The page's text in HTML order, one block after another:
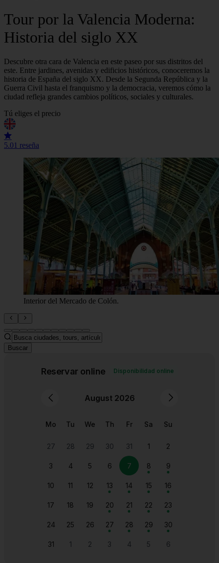
Tour por la Valencia Moderna:
Historia del siglo XX
Descubre otra cara de Valencia en este paseo por sus distritos del
este. Entre jardines, avenidas y edificios históricos, conoceremos la
historia de España del siglo XX. Desde la Segunda República y la
Guerra Civil hasta el franquismo y la democracia, veremos cómo la
ciudad refleja grandes cambios políticos, sociales y culturales.
Tú eliges el precio
5.01 reseña
Interior del Mercado de Colón.
Buscar